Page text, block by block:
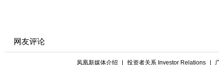
网友评论
凤凰新媒体介绍 投资者关系 Investor Relations